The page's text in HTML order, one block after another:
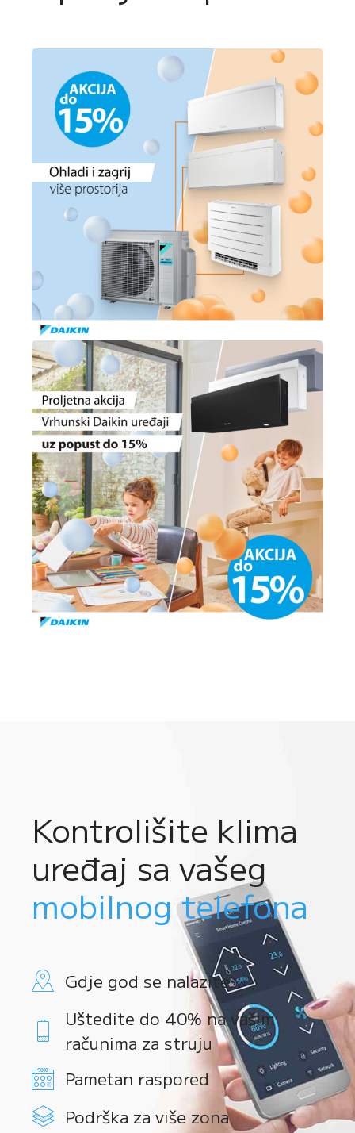
Kontrolišite klima
uređaj sa vašeg
mobilnog telefona
Gdje god se nalazite
Uštedite do 40% na vašim
računima za struju
Pametan raspored
Podrška za više zona